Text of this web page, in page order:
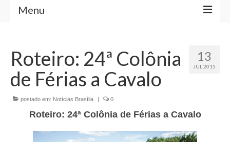
Menu
Fernando Fidelis
Café com Fidelis
Notícias Brasília
13
JUL 2015
Roteiro: 24ª Colônia
de Férias a Cavalo
postado em: Notícias Brasília | 0
Roteiro: 24ª Colônia de Férias a Cavalo